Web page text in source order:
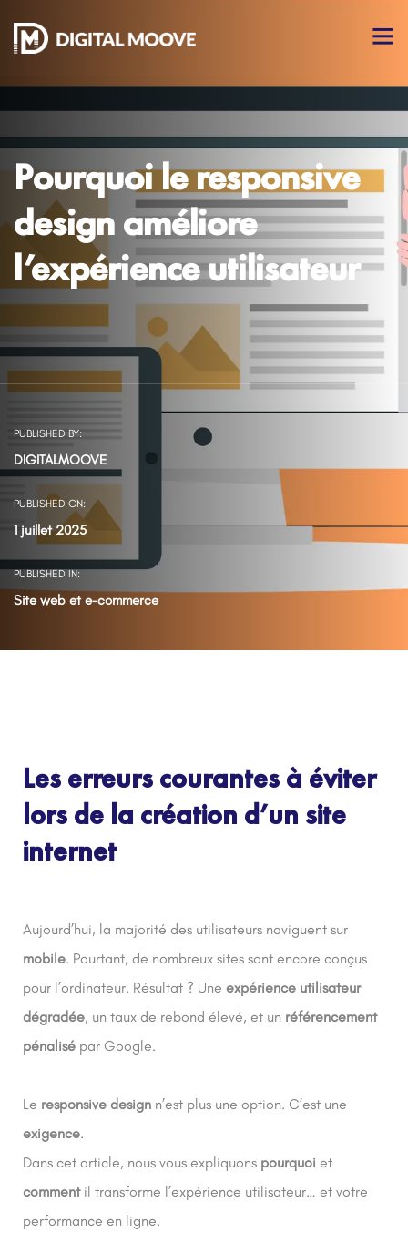
Pourquoi le responsive
design améliore
l’expérience utilisateur
PUBLISHED BY:
DIGITALMOOVE
PUBLISHED ON:
1 juillet 2025
PUBLISHED IN:
Site web et e-commerce
Les erreurs courantes à éviter
lors de la création d’un site
internet
Aujourd’hui, la majorité des utilisateurs naviguent sur
mobile. Pourtant, de nombreux sites sont encore conçus
pour l’ordinateur. Résultat ? Une expérience utilisateur
dégradée, un taux de rebond élevé, et un référencement
pénalisé par Google.
Le responsive design n’est plus une option. C’est une
exigence.
Dans cet article, nous vous expliquons pourquoi et
commentil transforme l’expérience utilisateur… et votre
performance en ligne.